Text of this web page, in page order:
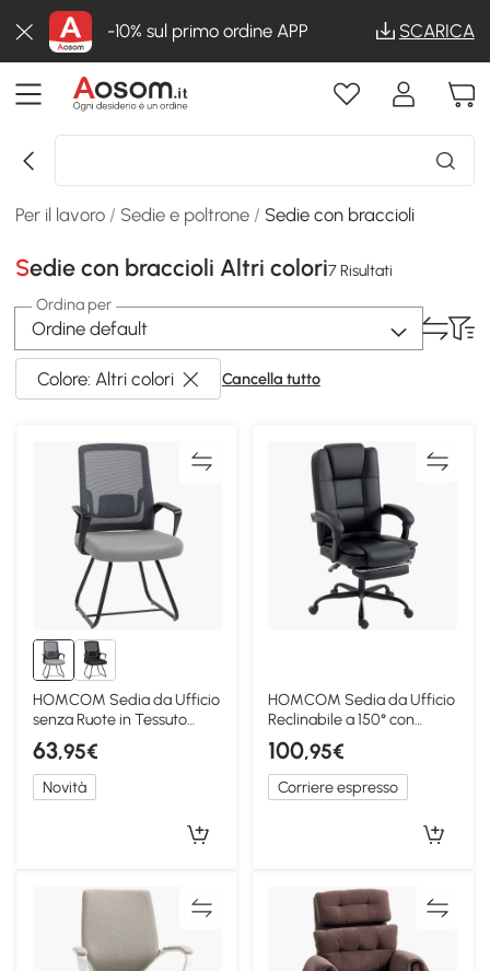
-10% sul primo ordine APP SCARICA
Per il lavoro / Sedie e poltrone / Sedie con braccioli
Sedie con braccioli Altri colori7 Risultati
Ordina per
Ordine default
Colore: Altri colori Cancella tutto
HOMCOM Sedia da Ufficio
senza Ruote in Tessuto
Rete, Grigio Scuro
63,95€
Novità
HOMCOM Sedia da Ufficio
Reclinabile a 150° con
Poggiapiedi Nero
100,95€
Corriere espresso